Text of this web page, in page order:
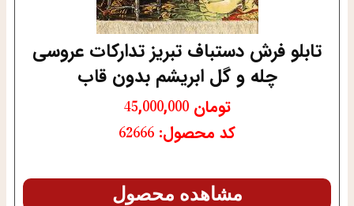
تابلو فرش دستباف تبریز تدارکات عروسی
چله و گل ابریشم بدون قاب
تومان 45,000,000
کد محصول: 62666
مشاهده محصول